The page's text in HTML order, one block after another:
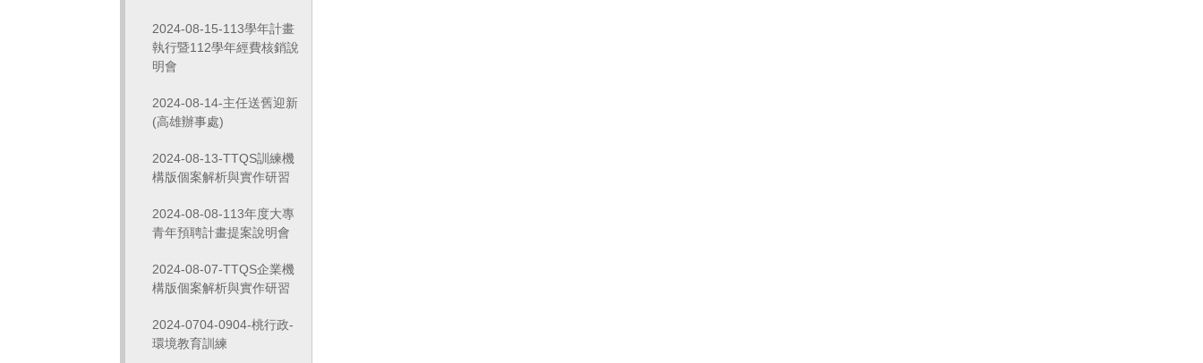
2024-08-15-113學年計畫
執行暨112學年經費核銷說
明會
2024-08-14-主任送舊迎新
(高雄辦事處)
2024-08-13-TTQS訓練機
構版個案解析與實作研習
2024-08-08-113年度大專
青年預聘計畫提案說明會
2024-08-07-TTQS企業機
構版個案解析與實作研習
2024-0704-0904-桃行政-
環境教育訓練